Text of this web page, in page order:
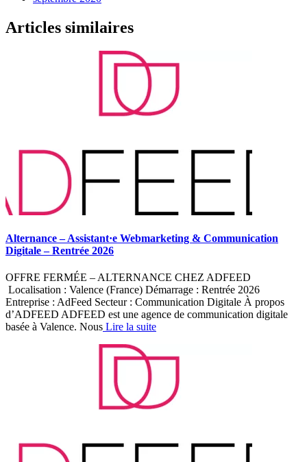
Articles similaires
Alternance – Assistant·e Webmarketing & Communication
Digitale – Rentrée 2026
OFFRE FERMÉE – ALTERNANCE CHEZ ADFEED
Localisation : Valence (France) Démarrage : Rentrée 2026
Entreprise : AdFeed Secteur : Communication Digitale À propos
d’ADFEED ADFEED est une agence de communication digitale
basée à Valence. Nous Lire la suite